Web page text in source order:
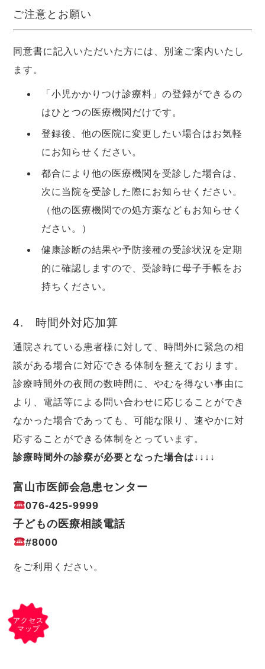
ご注意とお願い
同意書に記入いただいた方には、別途ご案内いたし
ます。
「小児かかりつけ診療料」の登録ができるの
はひとつの医療機関だけです。
登録後、他の医院に変更したい場合はお気軽
にお知らせください。
都合により他の医療機関を受診した場合は、
次に当院を受診した際にお知らせください。
（他の医療機関での処方薬などもお知らせく
ださい。）
健康診断の結果や予防接種の受診状況を定期
的に確認しますので、受診時に母子手帳をお
持ちください。
4. 時間外対応加算
通院されている患者様に対して、時間外に緊急の相
談がある場合に対応できる体制を整えております。
診療時間外の夜間の数時間に、やむを得ない事由に
より、電話等による問い合わせに応じることができ
なかった場合であっても、可能な限り、速やかに対
応することができる体制をとっています。
診療時間外の診察が必要となった場合は↓↓↓↓
富山市医師会急患センター
076-425-9999
子どもの医療相談電話
#8000
をご利用ください。
アクセス
マップ